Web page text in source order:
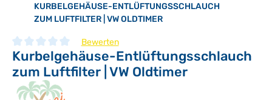
KURBELGEHÄUSE-ENTLÜFTUNGSSCHLAUCH
ZUM LUFTFILTER | VW OLDTIMER
Durchschnittliche Bewertung von 0 von 5 Sternen
Bewerten
Kurbelgehäuse-Entlüftungsschlauch
zum Luftfilter | VW Oldtimer